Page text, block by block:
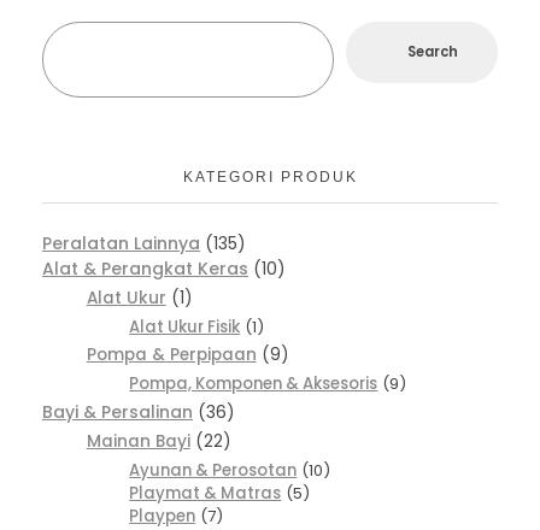
Search
KATEGORI PRODUK
Peralatan Lainnya 135
Alat & Perangkat Keras 10
Alat Ukur
1
Alat Ukur Fisik 1
Pompa & Perpipaan
9
Pompa, Komponen & Aksesoris 9
Bayi & Persalinan 36
Mainan Bayi 22
Ayunan & Perosotan 10
Playmat & Matras 5
Playpen 7